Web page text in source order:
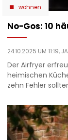
wohnen
No-Gos: 10
24.10.2025 UM 11:19,
Der Airfryer
heimischen
zehn Fehler